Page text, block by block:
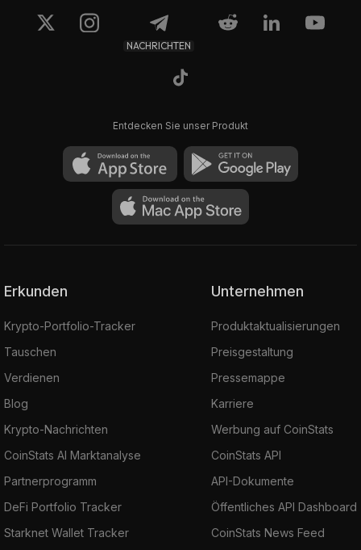
NACHRICHTEN
Entdecken Sie unser Produkt
Erkunden
Krypto-Portfolio-Tracker
Tauschen
Verdienen
Blog
Krypto-Nachrichten
CoinStats AI Marktanalyse
Partnerprogramm
DeFi Portfolio Tracker
Starknet Wallet Tracker
Unternehmen
Produktaktualisierungen
Preisgestaltung
Pressemappe
Karriere
Werbung auf CoinStats
CoinStats API
API-Dokumente
Öffentliches API Dashboard
CoinStats News Feed